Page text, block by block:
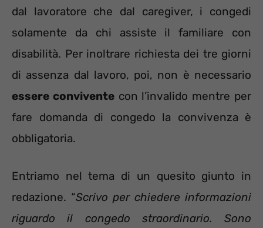
dal lavoratore che dal caregiver, i congedi
solamente da chi assiste il familiare con
disabilità. Per inoltrare richiesta dei tre giorni
di assenza dal lavoro, poi, non è necessario
essere conviventecon l’invalido mentre per
fare domanda di congedo la convivenza è
obbligatoria.
Entriamo nel tema di un quesito giunto in
redazione. “Scrivo per chiedere informazioni
riguardo il congedo straordinario. Sono